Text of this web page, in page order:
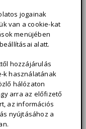
jogainak
van a cookie-kat
menüjében
alatt.
hozzájárulás
k használatának
hálózaton
arra az előfizető
az információs
nyújtásához a